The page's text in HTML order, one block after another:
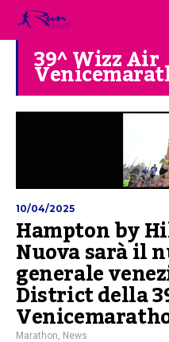
39^ Wizz Air
10/04/2025
Hampton by
Nuova sarà il
generale
District della
Marathon News